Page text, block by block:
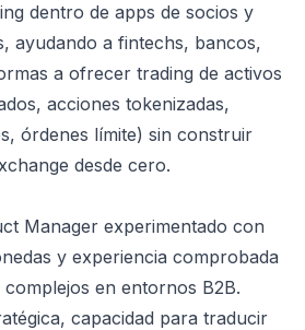
dentro de apps de socios y
ayudando a fintechs, bancos,
a ofrecer trading de activos
acciones tokenizadas,
órdenes límite) sin construir
desde cero.
Manager experimentado con
y experiencia comprobada
en entornos B2B.
capacidad para traducir